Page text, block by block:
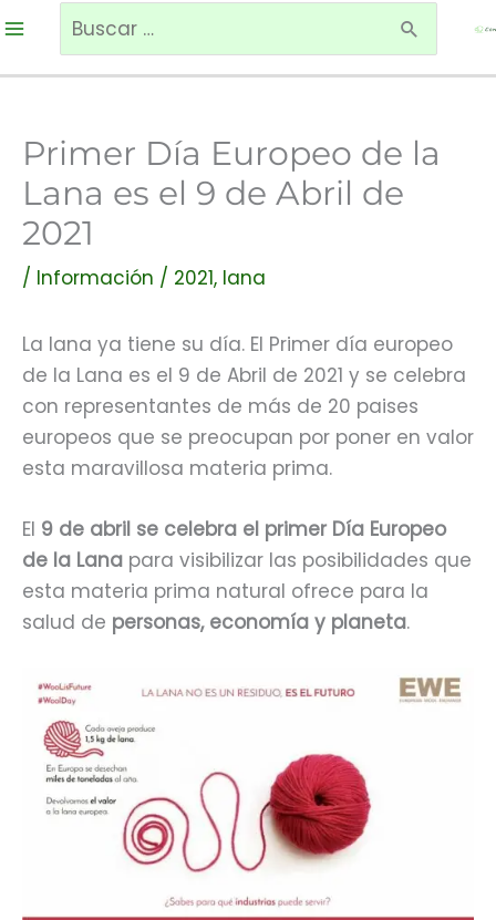
contenido
Buscar
Primer Día Europeo de la
Lana es el 9 de Abril de
2021
/ Información / 2021, lana
La lana ya tiene su día. El Primer día europeo
de la Lana es el 9 de Abril de 2021 y se celebra
con representantes de más de 20 paises
europeos que se preocupan por poner en valor
esta maravillosa materia prima.
El 9 de abril se celebra el primer Día Europeo
de la Lana para visibilizar las posibilidades que
esta materia prima natural ofrece para la
salud de personas, economía y planeta.